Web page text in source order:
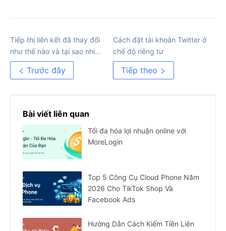
Tiếp thị liên kết đã thay đổi
như thế nào và tại sao nhiều
người bị đào thải?
Trước đây
Cách đặt tài khoản Twitter ở
chế độ riêng tư
Tiếp theo
Bài viết liên quan
Tối đa hóa lợi nhuận online với
MoreLogin
Top 5 Công Cụ Cloud Phone Năm
2026 Cho TikTok Shop Và
Facebook Ads
Hướng Dẫn Cách Kiếm Tiền Liên